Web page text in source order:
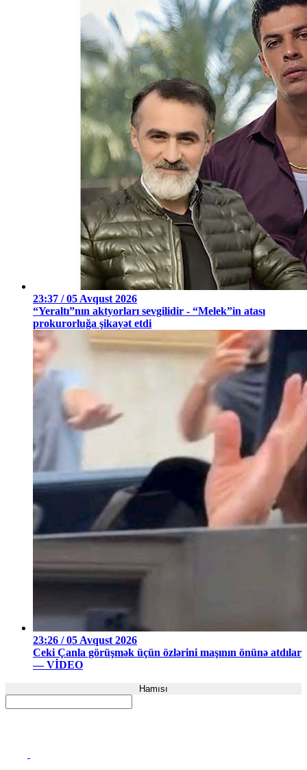
23:37 / 05 Avqust 2026
“Yeraltı”nın aktyorları sevgilidir - “Melek”in atası
prokurorluğa şikayət etdi
23:26 / 05 Avqust 2026
Ceki Çanla görüşmək üçün özlərini maşının önünə atdılar
— VİDEO
Hamısı